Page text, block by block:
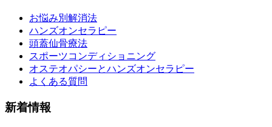
お悩み別解消法
ハンズオンセラピー
頭蓋仙骨療法
スポーツコンディショニング
オステオパシーとハンズオンセラピー
よくある質問
新着情報